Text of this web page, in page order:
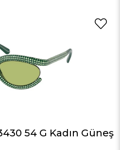
54 G Kadın Güneş